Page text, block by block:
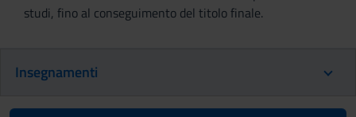
studi, fino al conseguimento del titolo finale.
Insegnamenti